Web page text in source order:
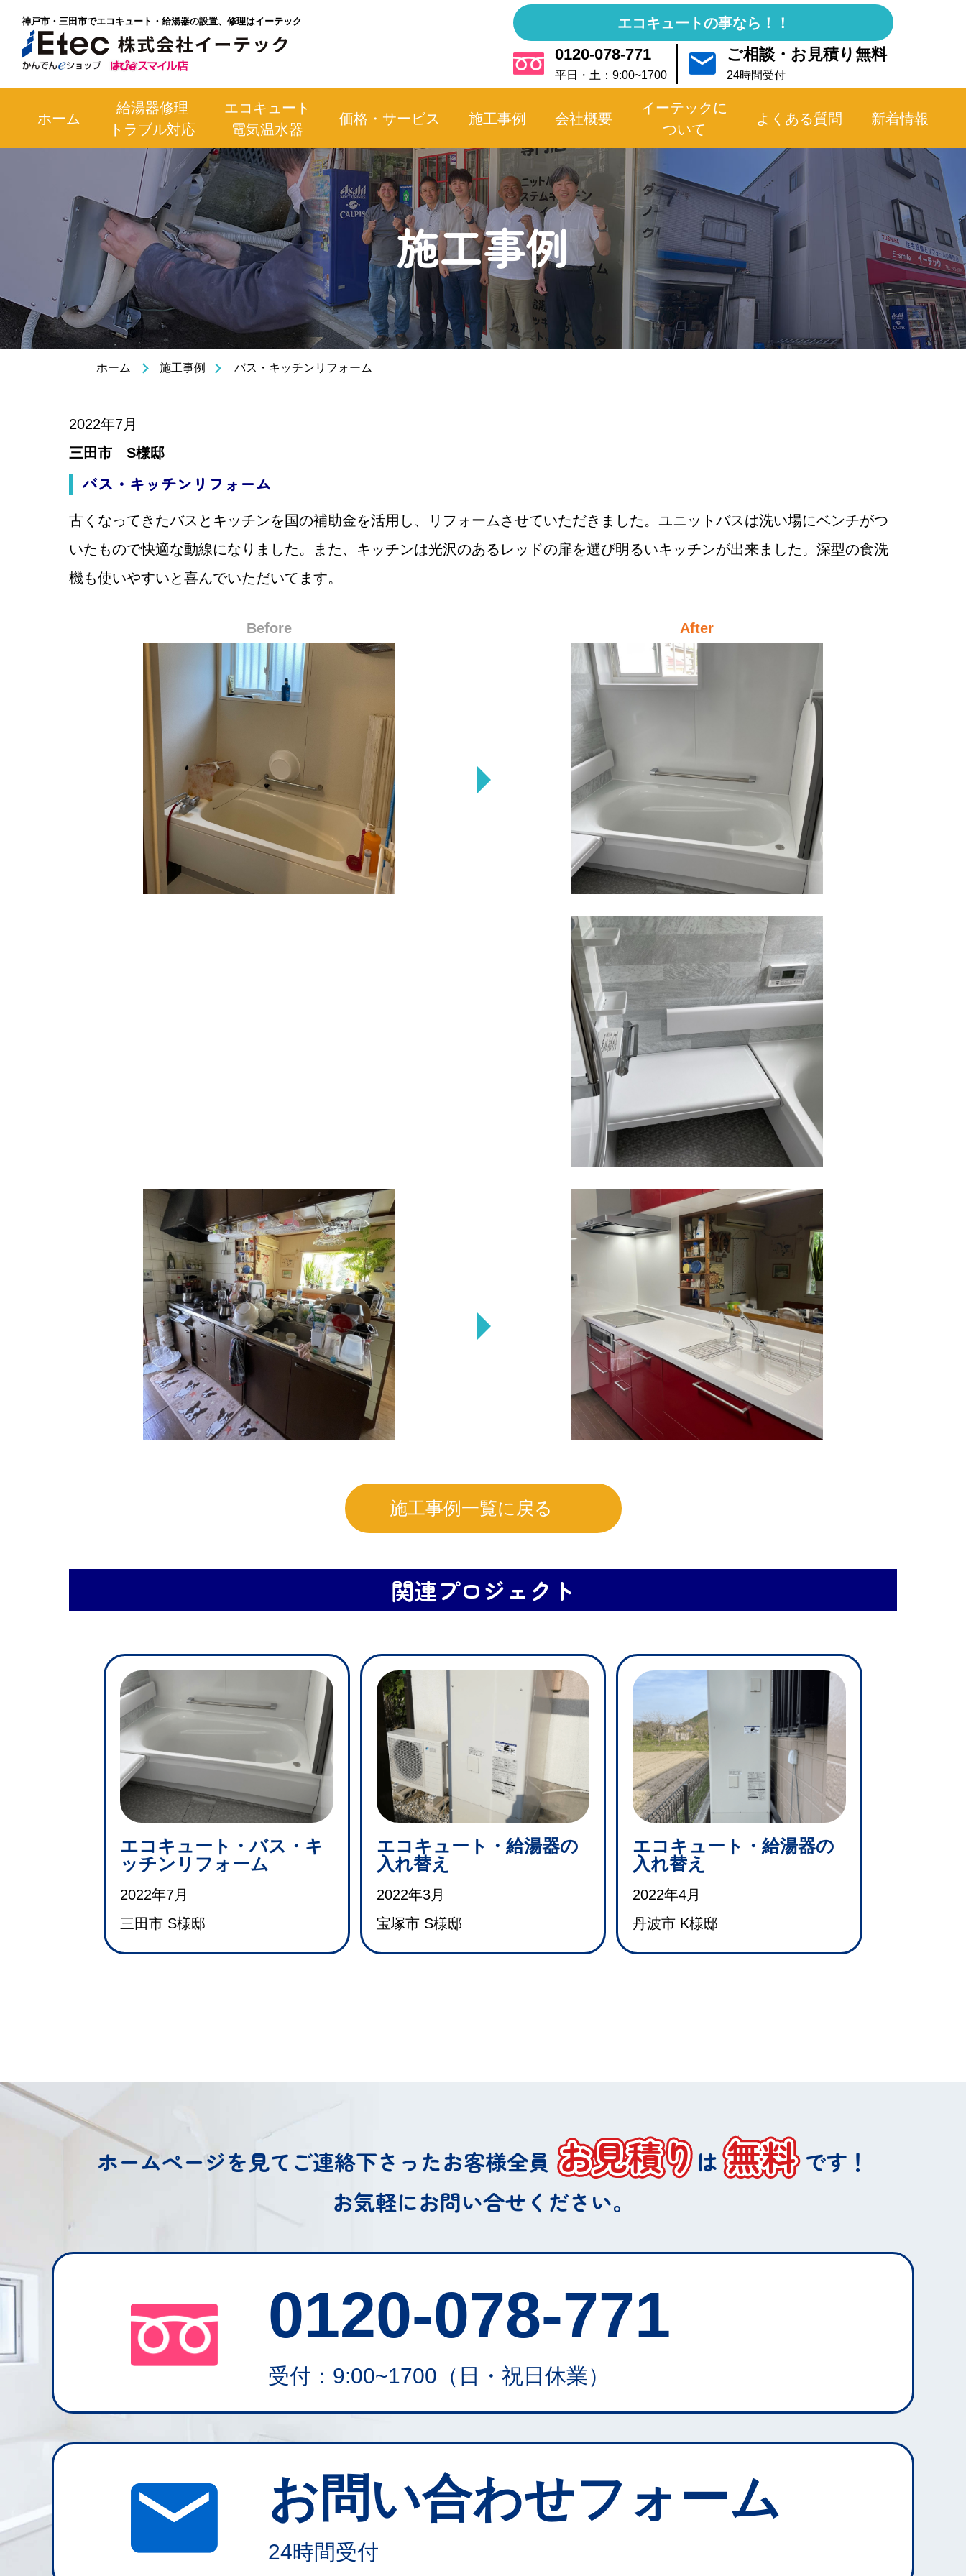
神戸市・三田市でエコキュート・給湯器の設置、修理はイーテック エコキュートの事なら！！
0120-078-771
平日・土：9:00~1700
ご相談・お見積り無料
24時間受付
ホーム
給湯器修理
トラブル対応
エコキュート
電気温水器
価格・サービス 施工事例 会社概要
イーテックに
ついて
よくある質問 新着情報
施工事例
ホーム 施工事例 バス・キッチンリフォーム
2022年7月
三田市 S様邸
バス・キッチンリフォーム
古くなってきたバスとキッチンを国の補助金を活用し、リフォームさせていただきました。ユニットバスは洗い場にベンチがつ
いたもので快適な動線になりました。また、キッチンは光沢のあるレッドの扉を選び明るいキッチンが出来ました。深型の食洗
機も使いやすいと喜んでいただいてます。
Before After
施工事例一覧に戻る
関連プロジェクト
エコキュート・バス・キ
ッチンリフォーム
2022年7月
三田市 S様邸
エコキュート・給湯器の
入れ替え
2022年3月
宝塚市 S様邸
エコキュート・給湯器の
入れ替え
2022年4月
丹波市 K様邸
ホームページを見てご連絡下さったお客様全員 お見積りは 無料 です！
お気軽にお問い合せください。
0120-078-771
受付：9:00~1700 （日・祝日休業）
お問い合わせフォーム
24時間受付